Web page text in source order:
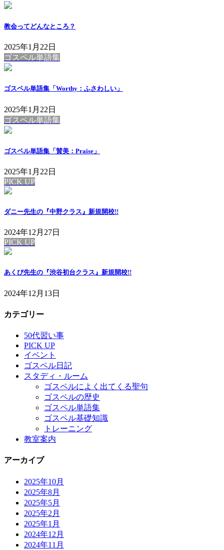
教会ってどんなところ？
2025年1月22日
ゴスペル単語集
ゴスペル単語集「Worthy：ふさわしい」
2025年1月22日
ゴスペル単語集
ゴスペル単語集「賛美：Praise」
2025年1月22日
PICK UP
ダニー先生の『中野クラス』新規開校!!
2024年12月27日
PICK UP
あくび先生の『渋谷初台クラス』新規開校!!
2024年12月13日
カテゴリー
50代習い事
PICK UP
イベント
ゴスペル日記
スタディ・ルーム
ゴスペルによく出てくる聖句
ゴスペルの歴史
ゴスペル単語集
ゴスペル基礎知識
トレーニング
教室案内
アーカイブ
2025年10月
2025年8月
2025年5月
2025年2月
2025年1月
2024年12月
2024年11月